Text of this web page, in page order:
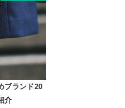
ブランド20
介